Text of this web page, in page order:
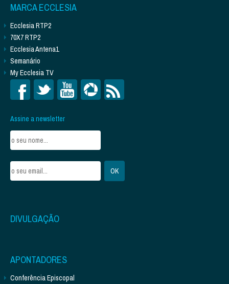
MARCA ECCLESIA
Ecclesia RTP2
70X7 RTP2
Ecclesia Antena1
Semanário
My Ecclesia TV
Assine a newsletter
DIVULGAÇÃO
APONTADORES
Conferência Episcopal